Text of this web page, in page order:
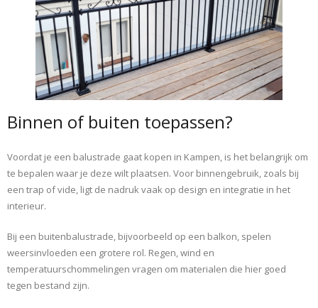
Binnen of buiten toepassen?
Voordat je een balustrade gaat kopen in Kampen, is het belangrijk om
te bepalen waar je deze wilt plaatsen. Voor binnengebruik, zoals bij
een trap of vide, ligt de nadruk vaak op design en integratie in het
interieur.
Bij een buitenbalustrade, bijvoorbeeld op een balkon, spelen
weersinvloeden een grotere rol. Regen, wind en
temperatuurschommelingen vragen om materialen die hier goed
tegen bestand zijn.